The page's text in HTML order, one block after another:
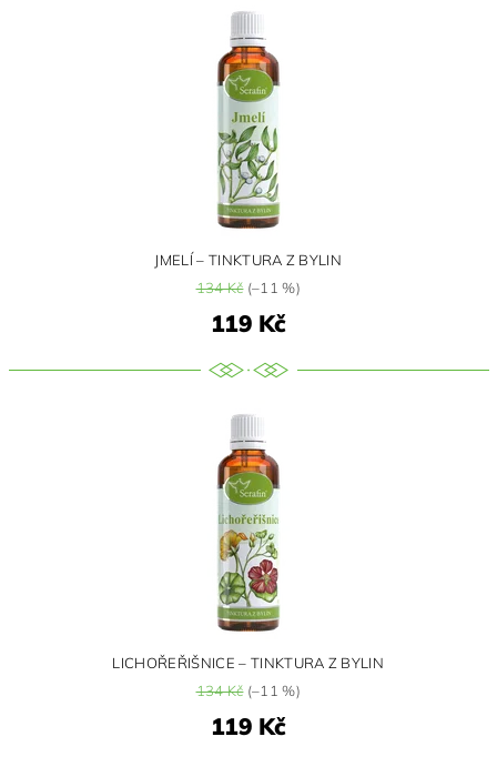
JMELÍ – TINKTURA Z BYLIN
134 Kč(–11 %)
119 Kč
LICHOŘEŘIŠNICE – TINKTURA Z BYLIN
134 Kč(–11 %)
119 Kč